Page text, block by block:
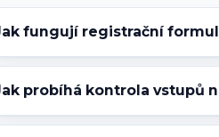
fungují registrační
probíhá kontrola vstupů